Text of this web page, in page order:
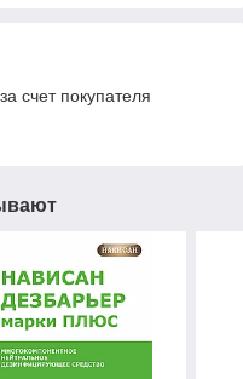
счет покупателя